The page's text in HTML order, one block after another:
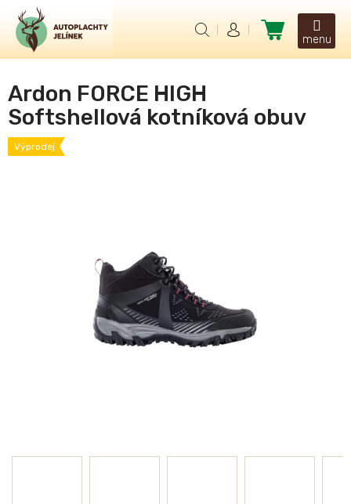
obsah
Nákupní
košík
Ardon FORCE HIGH
Softshellová kotníková obuv
Výprodej